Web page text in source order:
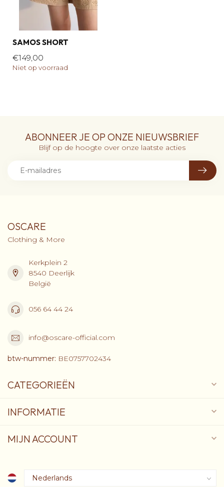
SAMOS SHORT
€149,00
Niet op voorraad
ABONNEER JE OP ONZE NIEUWSBRIEF
Blijf op de hoogte over onze laatste acties
OSCARE
Clothing & More
Kerkplein 2
8540 Deerlijk
België
056 64 44 24
info@oscare-official.com
btw-nummer: BE0757702434
CATEGORIEËN
INFORMATIE
MIJN ACCOUNT